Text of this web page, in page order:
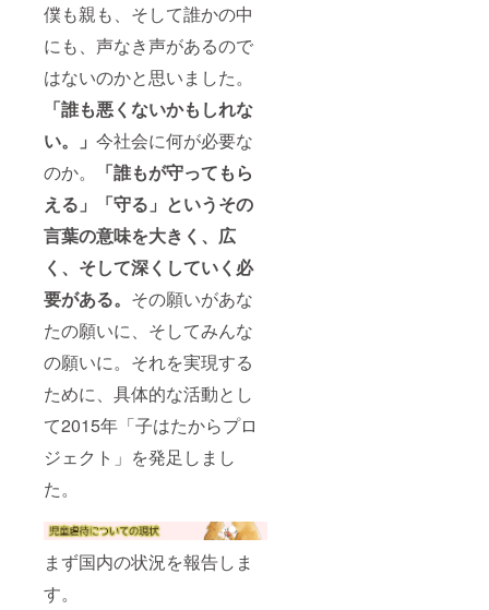
僕も親も、そして誰かの中
にも、声なき声があるので
はないのかと思いました。
「誰も悪くないかもしれな
い。」 今社会に何が必要な
のか。
「誰もが守ってもら
える」
「守る」というその
言葉の意味を大きく、広
く、そして深くしていく必
要がある。 その願いがあな
たの願いに、そしてみんな
の願いに。それを実現する
ために、具体的な活動とし
て2015年「子はたからプロ
ジェクト」を発足しまし
た。
まず国内の状況を報告しま
す。